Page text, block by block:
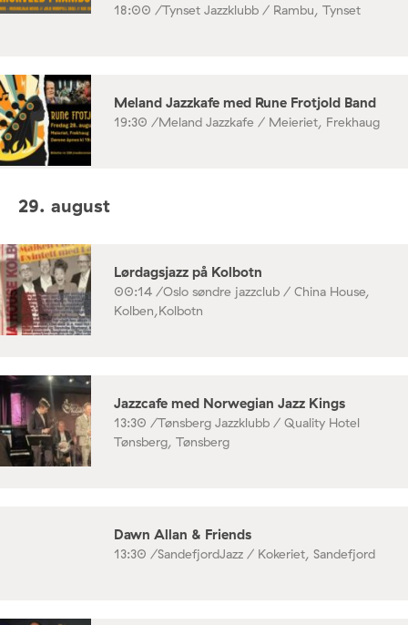
18:00 /Tynset Jazzklubb / Rambu, Tynset
Meland Jazzkafe med Rune Frotjold Band
19:30 /Meland Jazzkafe / Meieriet, Frekhaug
29. august
Lørdagsjazz på Kolbotn
00:14 /Oslo søndre jazzclub / China House,
Kolben,Kolbotn
Jazzcafe med Norwegian Jazz Kings
13:30 /Tønsberg Jazzklubb / Quality Hotel
Tønsberg, Tønsberg
Dawn Allan & Friends
13:30 /SandefjordJazz / Kokeriet, Sandefjord